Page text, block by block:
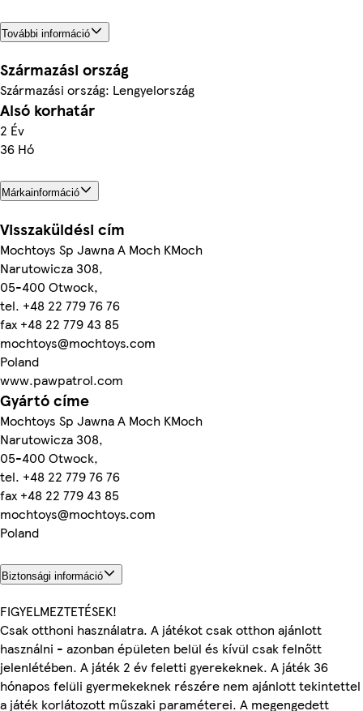
További információ
Származási ország
Származási ország: Lengyelország
Alsó korhatár
2 Év
36 Hó
Márkainformáció
Visszaküldési cím
Mochtoys Sp Jawna A Moch KMoch
Narutowicza 308,
05-400 Otwock,
tel. +48 22 779 76 76
fax +48 22 779 43 85
mochtoys@mochtoys.com
Poland
www.pawpatrol.com
Gyártó címe
Mochtoys Sp Jawna A Moch KMoch
Narutowicza 308,
05-400 Otwock,
tel. +48 22 779 76 76
fax +48 22 779 43 85
mochtoys@mochtoys.com
Poland
Biztonsági információ
FIGYELMEZTETÉSEK!
Csak otthoni használatra. A játékot csak otthon ajánlott
használni - azonban épületen belül és kívül csak felnőtt
jelenlétében. A játék 2 év feletti gyerekeknek. A játék 36
hónapos felüli gyermekeknek részére nem ajánlott tekintettel
a játék korlátozott műszaki paraméterei. A megengedett